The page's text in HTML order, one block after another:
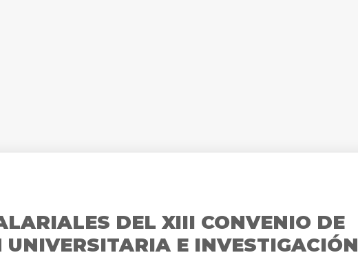
DEL XIII CONVENIO DE
UNIVERSITARIA E INVESTIGACIÓN